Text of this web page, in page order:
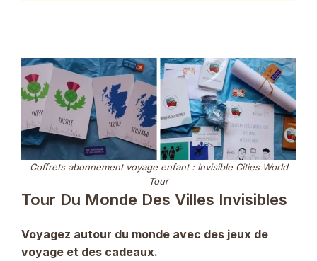
Coffrets abonnement voyage enfant : Invisible Cities World
Tour
Tour Du Monde Des Villes Invisibles
Voyagez autour du monde avec des jeux de
voyage et des cadeaux.